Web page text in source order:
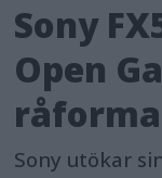
Sony
Open
Sony utökar